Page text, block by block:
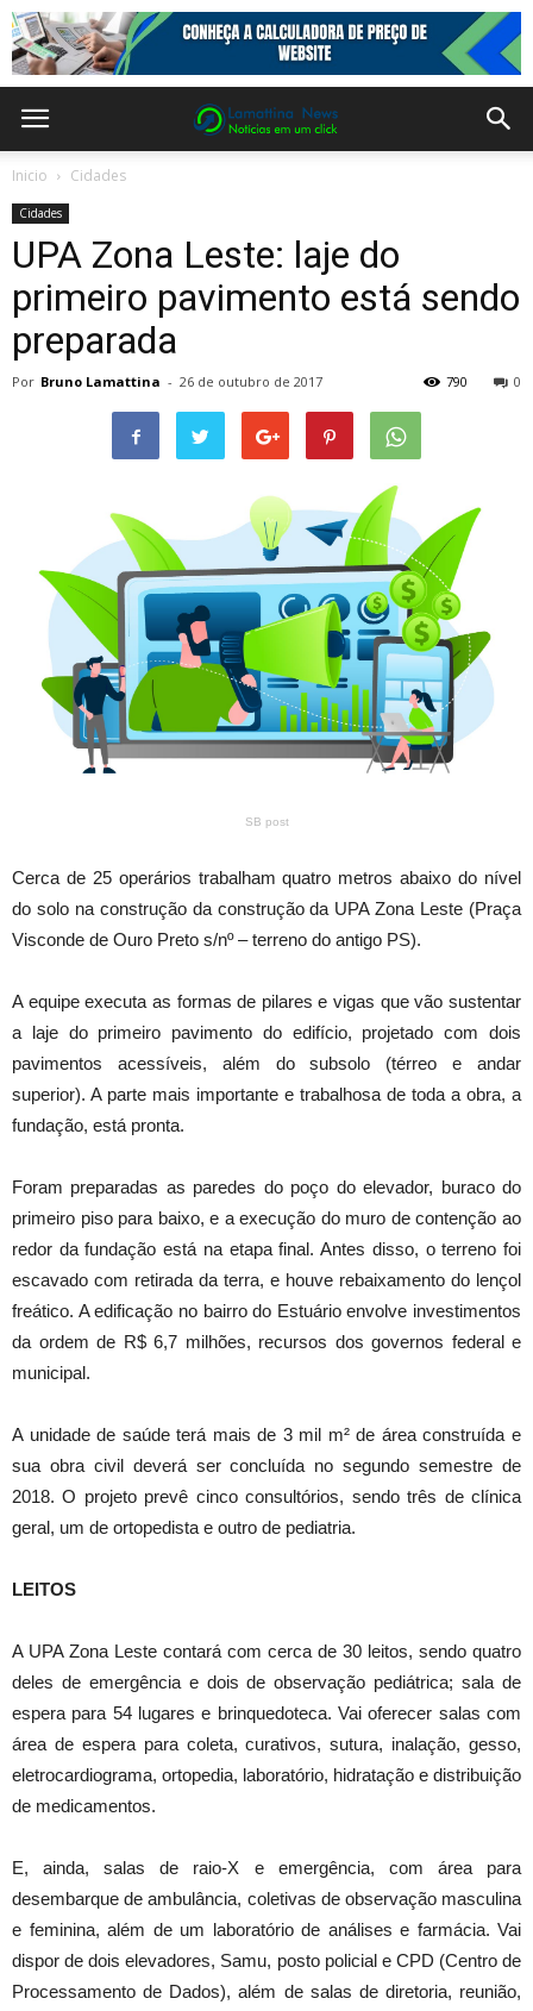
Inicio Cidades
Cidades
UPA Zona Leste: laje do
primeiro pavimento está sendo
preparada
Por Bruno Lamattina - 26 de outubro de 2017 0
790
SB post
Cerca de 25 operários trabalham quatro metros abaixo do nível
do solo na construção da construção da UPA Zona Leste (Praça
Visconde de Ouro Preto s/nº – terreno do antigo PS).
A equipe executa as formas de pilares e vigas que vão sustentar
a laje do primeiro pavimento do edifício, projetado com dois
pavimentos acessíveis, além do subsolo (térreo e andar
superior). A parte mais importante e trabalhosa de toda a obra, a
fundação, está pronta.
Foram preparadas as paredes do poço do elevador, buraco do
primeiro piso para baixo, e a execução do muro de contenção ao
redor da fundação está na etapa final. Antes disso, o terreno foi
escavado com retirada da terra, e houve rebaixamento do lençol
freático. A edificação no bairro do Estuário envolve investimentos
da ordem de R$ 6,7 milhões, recursos dos governos federal e
municipal.
A unidade de saúde terá mais de 3 mil m² de área construída e
sua obra civil deverá ser concluída no segundo semestre de
2018. O projeto prevê cinco consultórios, sendo três de clínica
geral, um de ortopedista e outro de pediatria.
LEITOS
A UPA Zona Leste contará com cerca de 30 leitos, sendo quatro
deles de emergência e dois de observação pediátrica; sala de
espera para 54 lugares e brinquedoteca. Vai oferecer salas com
área de espera para coleta, curativos, sutura, inalação, gesso,
eletrocardiograma, ortopedia, laboratório, hidratação e distribuição
de medicamentos.
E, ainda, salas de raio-X e emergência, com área para
desembarque de ambulância, coletivas de observação masculina
e feminina, além de um laboratório de análises e farmácia. Vai
dispor de dois elevadores, Samu, posto policial e CPD (Centro de
Processamento de Dados), além de salas de diretoria, reunião,